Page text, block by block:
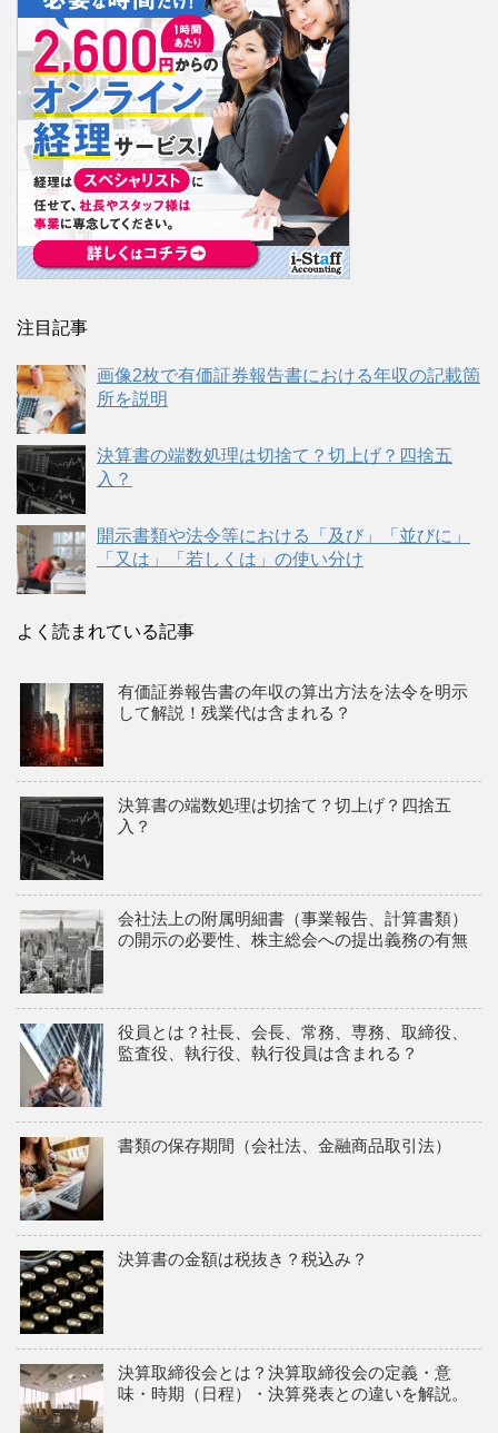
注目記事
画像2枚で有価証券報告書における年収の記載箇
所を説明
決算書の端数処理は切捨て？切上げ？四捨五
入？
開示書類や法令等における「及び」「並びに」
「又は」「若しくは」の使い分け
よく読まれている記事
有価証券報告書の年収の算出方法を法令を明示
して解説！残業代は含まれる？
決算書の端数処理は切捨て？切上げ？四捨五
入？
会社法上の附属明細書（事業報告、計算書類）
の開示の必要性、株主総会への提出義務の有無
役員とは？社長、会長、常務、専務、取締役、
監査役、執行役、執行役員は含まれる？
書類の保存期間（会社法、金融商品取引法）
決算書の金額は税抜き？税込み？
決算取締役会とは？決算取締役会の定義・意
味・時期（日程）・決算発表との違いを解説。